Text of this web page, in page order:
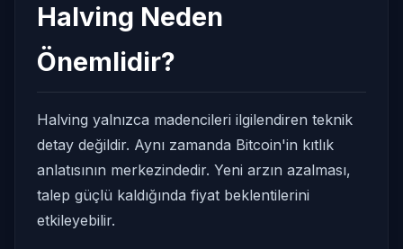
Halving Neden
Önemlidir?
Halving yalnızca madencileri ilgilendiren teknik
detay değildir. Aynı zamanda Bitcoin'in kıtlık
anlatısının merkezindedir. Yeni arzın azalması,
talep güçlü kaldığında fiyat beklentilerini
etkileyebilir.